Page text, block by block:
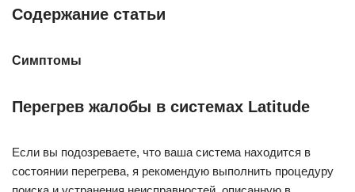
Содержание статьи
Симптомы
Перегрев жалобы в системах Latitude
Если вы подозреваете, что ваша система находится в
состоянии перегрева, я рекомендую выполнить процедуру